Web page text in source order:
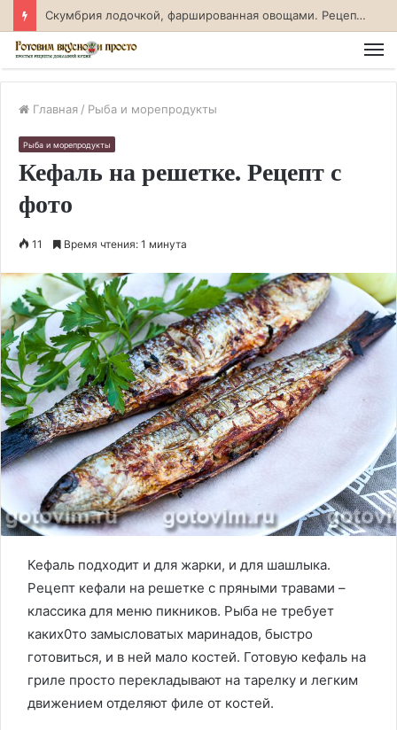
Скумбрия лодочкой, фаршированная овощами. Рецепт с фото
Главная / Рыба и морепродукты
Рыба и морепродукты
Кефаль на решетке. Рецепт с
фото
11 Время чтения: 1 минута
Кефаль подходит и для жарки, и для шашлыка.
Рецепт кефали на решетке с пряными травами –
классика для меню пикников. Рыба не требует
каких0то замысловатых маринадов, быстро
готовиться, и в ней мало костей. Готовую кефаль на
гриле просто перекладывают на тарелку и легким
движением отделяют филе от костей.